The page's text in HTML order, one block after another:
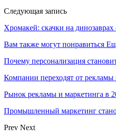
Следующая запись
Хромакей: скачки на
Вам также могут понравиться
Почему персонализация
Компании переходят от
Рынок рекламы и маркетинга в
Промышленный маркетинг
Prev Next